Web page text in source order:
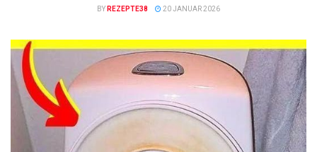
BY REZEPTE38 20 JANUAR 2026